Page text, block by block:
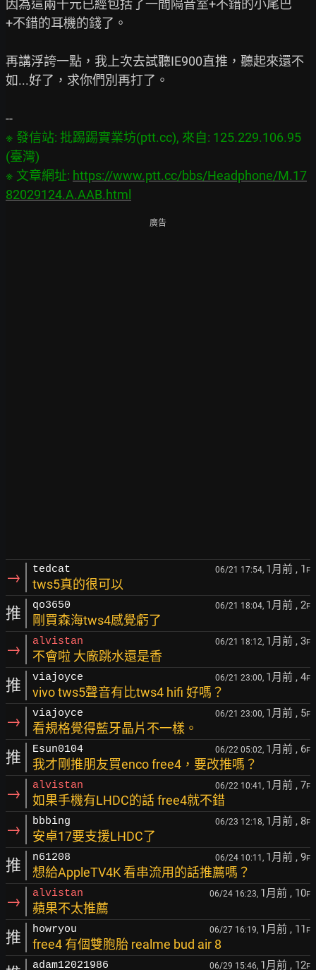
因為這兩千元已經包括了一間隔音室+不錯的小尾巴
+不錯的耳機的錢了。
再講浮誇一點，我上次去試聽IE900直推，聽起來還不
如...好了，求你們別再打了。
※ 發信站: 批踢踢實業坊(ptt.cc), 來自: 125.229.106.95
(臺灣)
※ 文章網址: https://www.ptt.cc/bbs/Headphone/M.17
82029124.A.AAB.html
廣告
→ tedcat 06/21 17:54, 1月前 , 1 F
tws5真的很可以
推 qo3650 06/21 18:04, 1月前 , 2F
剛買森海tws4感覺虧了
→ alvistan 06/21 18:12, 1月前 , 3F
不會啦 大廠跳水還是香
推 viajoyce 06/21 23:00, 1月前 , 4F
vivo tws5聲音有比tws4 hifi 好嗎？
→ viajoyce 06/21 23:00, 1月前 , 5F
看規格覺得藍牙晶片不一樣。
推 Esun0104 06/22 05:02, 1月前 , 6F
我才剛推朋友買enco free4，要改推嗎？
→ alvistan 06/22 10:41, 1月前 , 7F
如果手機有LHDC的話 free4就不錯
→ bbbing 06/23 12:18, 1月前 , 8F
安卓17要支援LHDC了
推 n61208 06/24 10:11, 1月前 , 9F
想給AppleTV4K 看串流用的話推薦嗎？
→ alvistan 06/24 16:23, 1月前 , 10F
蘋果不太推薦
推 howryou 06/27 16:19, 1月前 , 11 F
free4 有個雙胞胎 realme bud air 8
adam12021986 06/29 15:46, 1月前 , 12F